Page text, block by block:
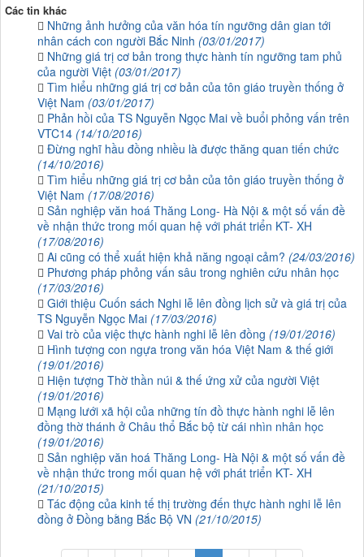
Các tin khác
Những ảnh hưởng của văn hóa tín ngưỡng dân gian tới
nhân cách con người Bắc Ninh (03/01/2017)
Những giá trị cơ bản trong thực hành tín ngưỡng tam phủ
của người Việt (03/01/2017)
Tìm hiểu những giá trị cơ bản của tôn giáo truyền thống ở
Việt Nam (03/01/2017)
Phản hồi của TS Nguyễn Ngọc Mai về buổi phỏng vấn trên
VTC14 (14/10/2016)
Đừng nghĩ hầu đồng nhiều là được thăng quan tiến chức
(14/10/2016)
Tìm hiểu những giá trị cơ bản của tôn giáo truyền thống ở
Việt Nam (17/08/2016)
Sản nghiệp văn hoá Thăng Long- Hà Nội & một số vấn đề
về nhận thức trong mối quan hệ với phát triển KT- XH
(17/08/2016)
Ai cũng có thể xuất hiện khả năng ngoại cảm? (24/03/2016)
Phương pháp phỏng vấn sâu trong nghiên cứu nhân học
(17/03/2016)
Giới thiệu Cuốn sách Nghi lễ lên đồng lịch sử và giá trị của
TS Nguyễn Ngọc Mai (17/03/2016)
Vai trò của việc thực hành nghi lễ lên đồng (19/01/2016)
Hình tượng con ngựa trong văn hóa Việt Nam & thế giới
(19/01/2016)
Hiện tượng Thờ thần núi & thế ứng xử của người Việt
(19/01/2016)
Mạng lưới xã hội của những tín đồ thực hành nghi lễ lên
đồng thờ thánh ở Châu thổ Bắc bộ từ cái nhìn nhân học
(19/01/2016)
Sản nghiệp văn hoá Thăng Long- Hà Nội & một số vấn đề
về nhận thức trong mối quan hệ với phát triển KT- XH
(21/10/2015)
Tác động của kinh tế thị trường đến thực hành nghi lễ lên
đồng ở Đồng bằng Bắc Bộ VN (21/10/2015)